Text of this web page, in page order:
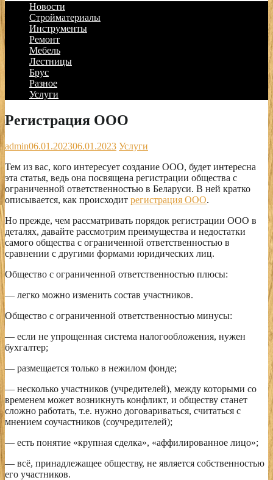
Новости
Стройматериалы
Инструменты
Ремонт
Мебель
Лестницы
Брус
Разное
Услуги
Регистрация ООО
admin06.01.202306.01.2023 Услуги
Тем из вас, кого интересует создание ООО, будет интересна
эта статья, ведь она посвящена регистрации общества с
ограниченной ответственностью в Беларуси. В ней кратко
описывается, как происходит регистрация ООО.
Но прежде, чем рассматривать порядок регистрации ООО в
деталях, давайте рассмотрим преимущества и недостатки
самого общества с ограниченной ответственностью в
сравнении с другими формами юридических лиц.
Общество с ограниченной ответственностью плюсы:
— легко можно изменить состав участников.
Общество с ограниченной ответственностью минусы:
— если не упрощенная система налогообложения, нужен
бухгалтер;
— размещается только в нежилом фонде;
— несколько участников (учредителей), между которыми со
временем может возникнуть конфликт, и обществу станет
сложно работать, т.е. нужно договариваться, считаться с
мнением соучастников (соучредителей);
— есть понятие «крупная сделка», «аффилированное лицо»;
— всё, принадлежащее обществу, не является собственностью
его участников.